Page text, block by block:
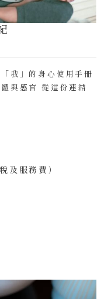
我」的身心使用手冊
與感官 從這份連結
及服務費）